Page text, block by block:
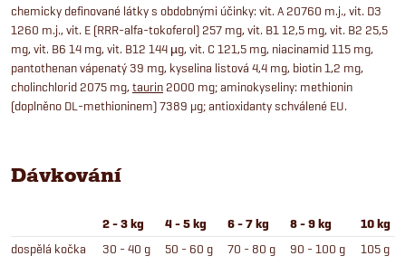
chemicky definované látky s obdobnými účinky: vit. A 20760 m.j., vit. D3
1260 m.j., vit. E (RRR-alfa-tokoferol) 257 mg, vit. B1 12,5 mg, vit. B2 25,5
mg, vit. B6 14 mg, vit. B12 144 µg, vit. C 121,5 mg, niacinamid 115 mg,
pantothenan vápenatý 39 mg, kyselina listová 4,4 mg, biotin 1,2 mg,
cholinchlorid 2075 mg, taurin 2000 mg; aminokyseliny: methionin
(doplněno DL-methioninem) 7389 μg; antioxidanty schválené EU.
Dávkování
2 - 3 kg 4 - 5 kg 6 - 7 kg 8 - 9 kg 10 kg
dospělá kočka 30 - 40 g 50 - 60 g 70 - 80 g 90 - 100 g 105 g